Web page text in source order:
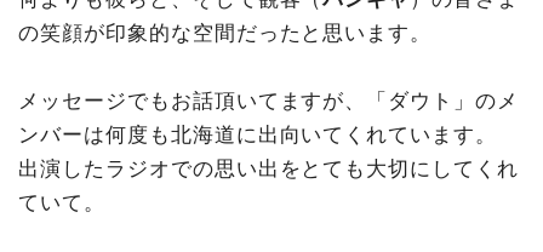
の笑顔が印象的な空間だったと思います。
メッセージでもお話頂いてますが、「ダウト」のメ
ンバーは何度も北海道に出向いてくれています。
出演したラジオでの思い出をとても大切にしてくれ
ていて。